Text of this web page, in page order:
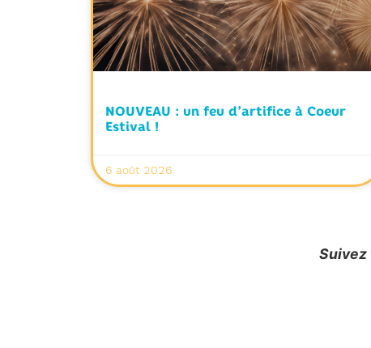
NOUVEAU : un feu d’artifice à Coeur
Estival !
6 août 2026
Suivez